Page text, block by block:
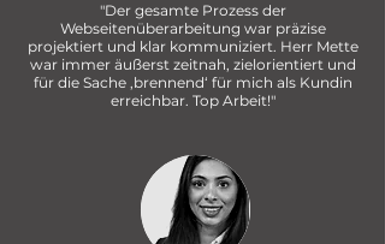
"Der gesamte Prozess der
Webseitenüberarbeitung war präzise
projektiert und klar kommuniziert. Herr Mette
war immer äußerst zeitnah, zielorientiert und
für die Sache ‚brennend‘ für mich als Kundin
erreichbar. Top Arbeit!"